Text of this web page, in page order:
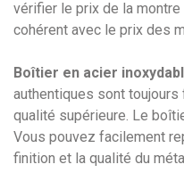
vérifier le prix de la
cohérent avec le prix des
Boîtier en acier
authentiques sont
qualité supérieure. Le
Vous pouvez facilement
finition et la qualité du